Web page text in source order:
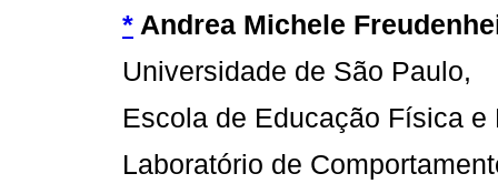
* Andrea Michele
Universidade de São Paulo,
Escola de Educação Física e
Laboratório de